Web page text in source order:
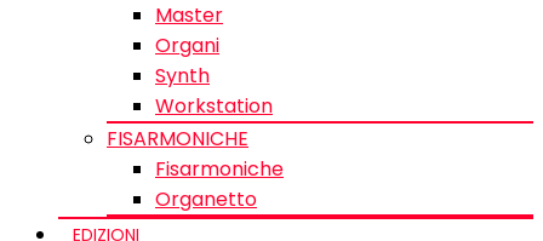
Master
Organi
Synth
Workstation
FISARMONICHE
Fisarmoniche
Organetto
EDIZIONI